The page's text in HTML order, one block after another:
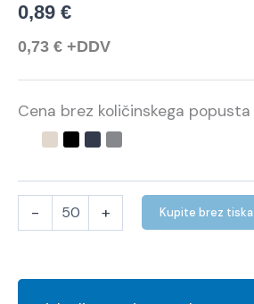
0,89 €
0,73 € +DDV
Cena brez količinskega popusta
- + Kupite brez tiska